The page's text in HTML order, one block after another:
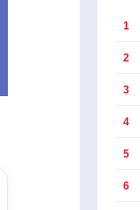
1
2
3
4
5
6